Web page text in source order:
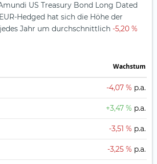
US Treasury Bond Long Dated
Hedged hat sich die Höhe der
Jahr um durchschnittlich -5,20 %
Wachstum
-4,07 % p.a.
+3,47 % p.a.
-3,51 % p.a.
-3,25 % p.a.